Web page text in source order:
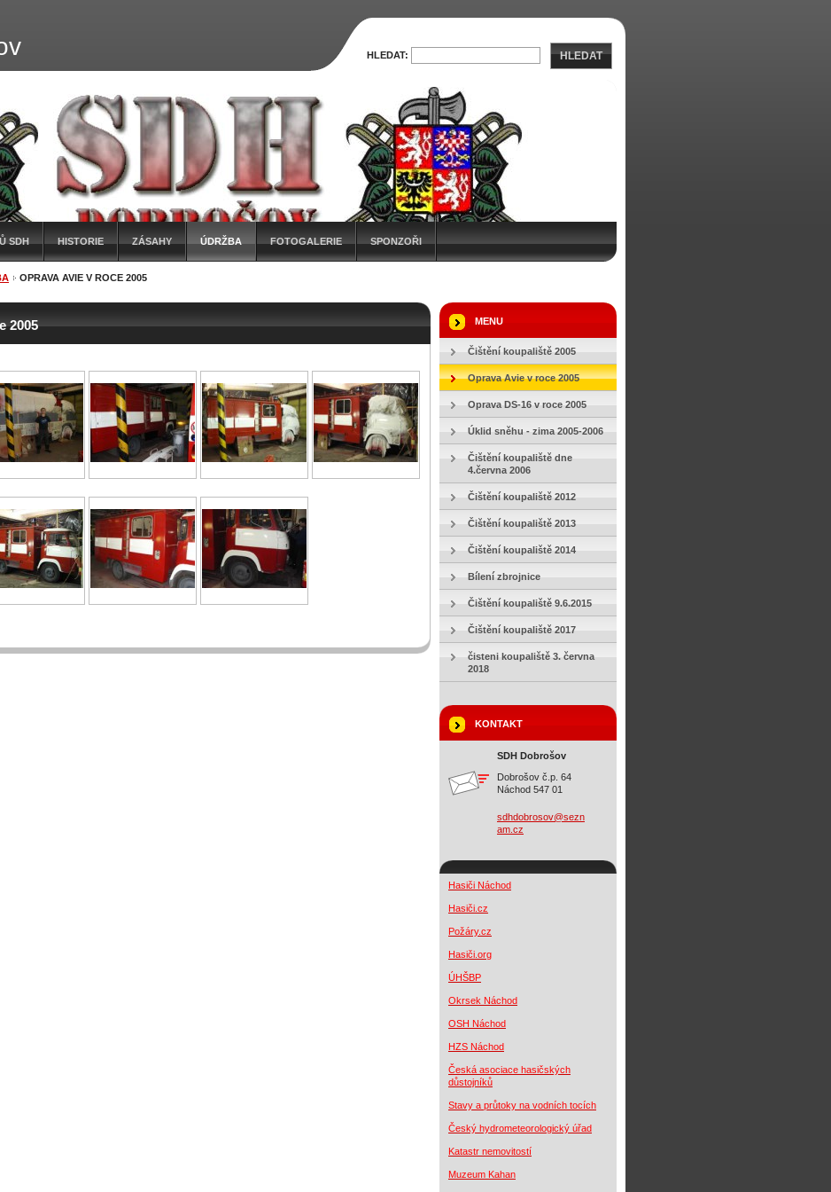
SDH HISTORIE ZÁSAHY ÚDRŽBA FOTOGALERIE SPONZOŘI
OPRAVA AVIE V ROCE 2005
2005 MENU
Čištění koupaliště 2005
Oprava Avie v roce 2005
Oprava DS-16 v roce 2005
Úklid sněhu - zima 2005-2006
Čištění koupaliště dne
4.června 2006
Čištění koupaliště 2012
Čištění koupaliště 2013
Čištění koupaliště 2014
Bílení zbrojnice
Čištění koupaliště 9.6.2015
Čištění koupaliště 2017
čisteni koupaliště 3. června
2018
KONTAKT
SDH Dobrošov
Dobrošov č.p. 64
Náchod 547 01
sdhdobrosov@sezn
am.cz
Hasiči Náchod
Hasiči .cz
Požáry.cz
Hasiči.org
ÚHŠBP
Okrsek Náchod
OSH Náchod
HZS Náchod
Česká asociace hasičských
důstojníků
Stavy a průtoky na vodních tocích
Český hydrometeorologický úřad
Katastr nemovitostí
Muzeum Kahan
HLEDAT: HLEDAT